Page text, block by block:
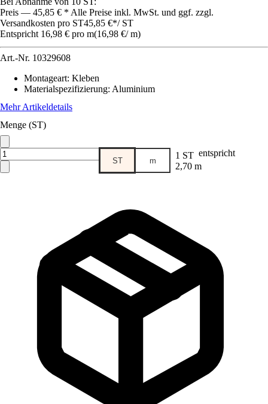
Preis — 45,85 € * Alle Preise inkl. MwSt. und ggf. zzgl.
Versandkosten pro ST45,85 €*/ ST
Entspricht 16,98 € pro m(16,98 €/ m)
Art.-Nr. 10329608
Montageart: Kleben
Materialspezifizierung: Aluminium
Mehr Artikeldetails
Menge (ST)
ST m 1 ST entspricht
2,70 m